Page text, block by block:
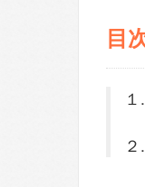
目